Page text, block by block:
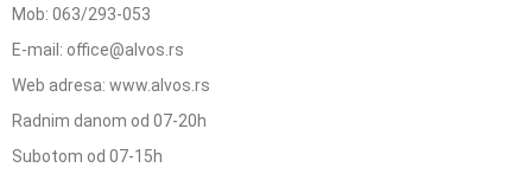
Mob: 063/293-053
E-mail: office@alvos.rs
Web adresa: www.alvos.rs
Radnim danom od 07-20h
Subotom od 07-15h